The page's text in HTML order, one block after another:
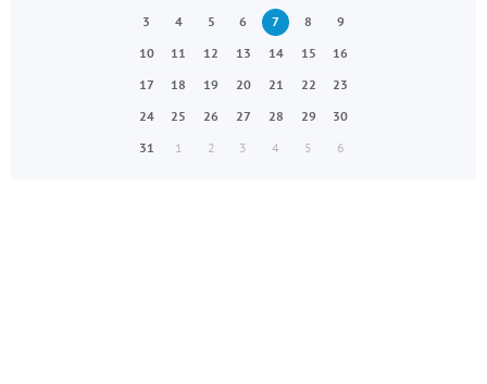
3
4 5 6 7 8
9
10
11 12 13 14 15
16
17
18 19 20 21 22
23
24
25 26 27 28 29
30
31
1 2 3 4 5 6